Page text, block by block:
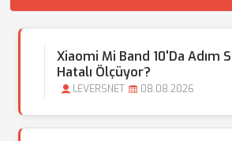
Xiaomi Mi Band 10'da Adım
Hatalı Ölçüyor?
LEVERSNET 08.08.2026